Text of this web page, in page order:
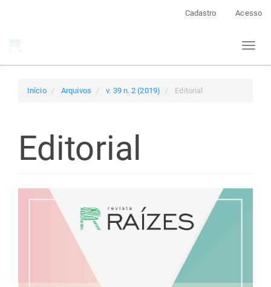
Cadastro Acesso
Toggle
Início Arquivos v. 39 n. 2 (2019) Editorial
Editorial
Barra
lateral